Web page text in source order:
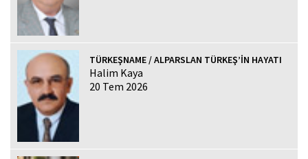
TÜRKEŞNAME / ALPARSLAN TÜRKEŞ’İN HAYATI
Halim Kaya
20 Tem 2026